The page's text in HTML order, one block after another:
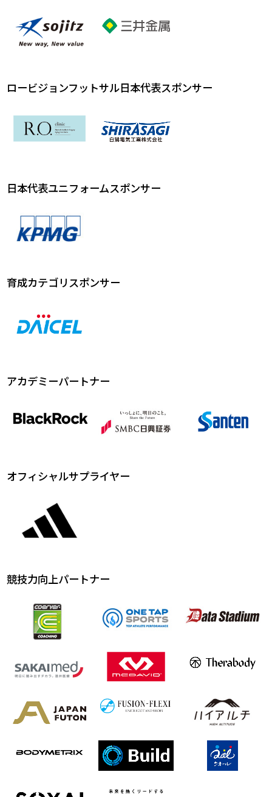
ロービジョンフットサル日本代表スポンサー
日本代表ユニフォームスポンサー
育成カテゴリスポンサー
アカデミーパートナー
オフィシャルサプライヤー
競技力向上パートナー